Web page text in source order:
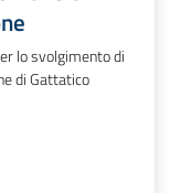
lo svolgimento di
di Gattatico